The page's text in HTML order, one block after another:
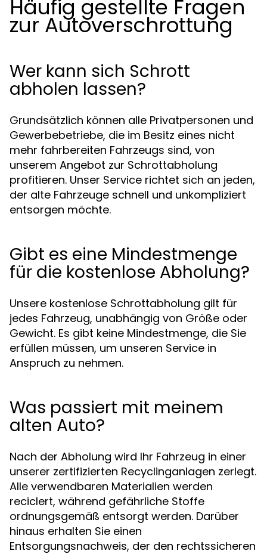
Häufig gestellte Fragen
zur Autoverschrottung
Wer kann sich Schrott
abholen lassen?
Grundsätzlich können alle Privatpersonen und
Gewerbebetriebe, die im Besitz eines nicht
mehr fahrbereiten Fahrzeugs sind, von
unserem Angebot zur Schrottabholung
profitieren. Unser Service richtet sich an jeden,
der alte Fahrzeuge schnell und unkompliziert
entsorgen möchte.
Gibt es eine Mindestmenge
für die kostenlose Abholung?
Unsere kostenlose Schrottabholung gilt für
jedes Fahrzeug, unabhängig von Größe oder
Gewicht. Es gibt keine Mindestmenge, die Sie
erfüllen müssen, um unseren Service in
Anspruch zu nehmen.
Was passiert mit meinem
alten Auto?
Nach der Abholung wird Ihr Fahrzeug in einer
unserer zertifizierten Recyclinganlagen zerlegt.
Alle verwendbaren Materialien werden
reciclert, während gefährliche Stoffe
ordnungsgemäß entsorgt werden. Darüber
hinaus erhalten Sie einen
Entsorgungsnachweis, der den rechtssicheren